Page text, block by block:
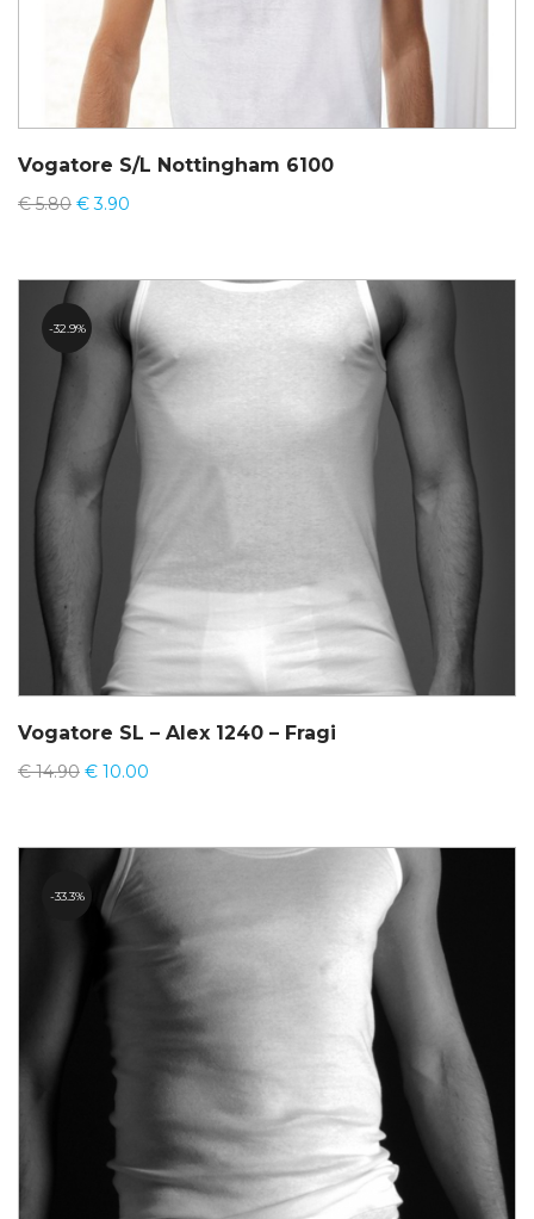
Vogatore S/L Nottingham 6100
€5.80 €3.90
32.9%
Vogatore SL – Alex 1240 – Fragi
€14.90 € 10.00
33.3%